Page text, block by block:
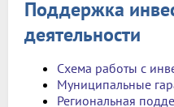
Поддержка
деятельности
Схема работы с
Муниципальные
Региональная